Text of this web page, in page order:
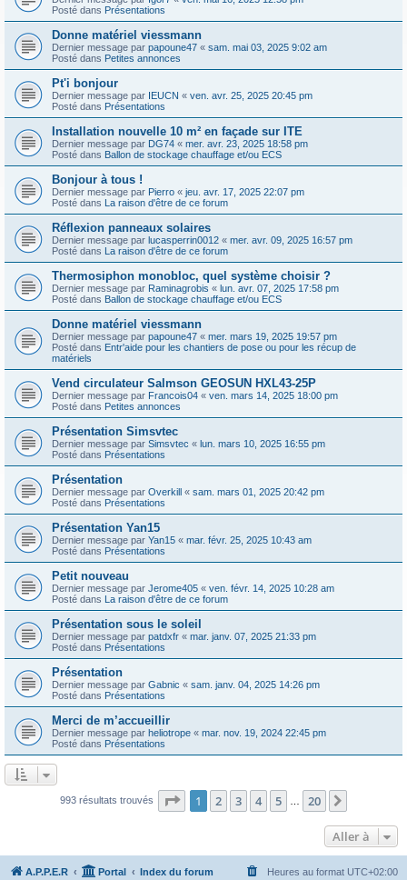
Posté dans Présentations
Donne matériel viessmann
Dernier message par papoune47 « sam. mai 03, 2025 9:02 am
Posté dans Petites annonces
Pt'i bonjour
Dernier message par IEUCN « ven. avr. 25, 2025 20:45 pm
Posté dans Présentations
Installation nouvelle 10 m² en façade sur ITE
Dernier message par DG74 « mer. avr. 23, 2025 18:58 pm
Posté dans Ballon de stockage chauffage et/ou ECS
Bonjour à tous !
Dernier message par Pierro « jeu. avr. 17, 2025 22:07 pm
Posté dans La raison d'être de ce forum
Réflexion panneaux solaires
Dernier message par lucasperrin0012 « mer. avr. 09, 2025 16:57 pm
Posté dans La raison d'être de ce forum
Thermosiphon monobloc, quel système choisir ?
Dernier message par Raminagrobis « lun. avr. 07, 2025 17:58 pm
Posté dans Ballon de stockage chauffage et/ou ECS
Donne matériel viessmann
Dernier message par papoune47 « mer. mars 19, 2025 19:57 pm
Posté dans Entr'aide pour les chantiers de pose ou pour les récup de
matériels
Vend circulateur Salmson GEOSUN HXL43-25P
Dernier message par Francois04 « ven. mars 14, 2025 18:00 pm
Posté dans Petites annonces
Présentation Simsvtec
Dernier message par Simsvtec « lun. mars 10, 2025 16:55 pm
Posté dans Présentations
Présentation
Dernier message par Overkill « sam. mars 01, 2025 20:42 pm
Posté dans Présentations
Présentation Yan15
Dernier message par Yan15 « mar. févr. 25, 2025 10:43 am
Posté dans Présentations
Petit nouveau
Dernier message par Jerome405 « ven. févr. 14, 2025 10:28 am
Posté dans La raison d'être de ce forum
Présentation sous le soleil
Dernier message par patdxfr « mar. janv. 07, 2025 21:33 pm
Posté dans Présentations
Présentation
Dernier message par Gabnic « sam. janv. 04, 2025 14:26 pm
Posté dans Présentations
Merci de m’accueillir
Dernier message par heliotrope « mar. nov. 19, 2024 22:45 pm
Posté dans Présentations
993 résultats trouvés Page 1sur20
1 2 3 4 5 20
Aller à
A.P.P.E.R Portal Index du forum Heures au format UTC+02:00